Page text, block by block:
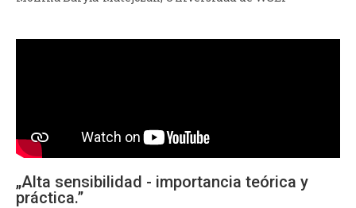
„Alta sensibilidad - importancia teórica y
práctica.”